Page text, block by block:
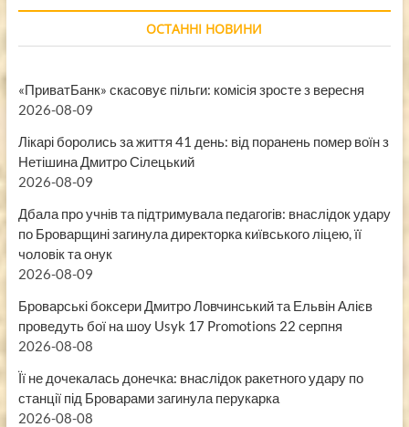
ОСТАННІ НОВИНИ
«ПриватБанк» скасовує пільги: комісія зросте з вересня
2026-08-09
Лікарі боролись за життя 41 день: від поранень помер воїн з
Нетішина Дмитро Сілецький
2026-08-09
Дбала про учнів та підтримувала педагогів: внаслідок удару
по Броварщині загинула директорка київського ліцею, її
чоловік та онук
2026-08-09
Броварські боксери Дмитро Ловчинський та Ельвін Алієв
проведуть бої на шоу Usyk 17 Promotions 22 серпня
2026-08-08
Її не дочекалась донечка: внаслідок ракетного удару по
станції під Броварами загинула перукарка
2026-08-08